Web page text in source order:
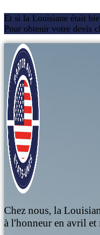
Et si la Louisiane était
Pour obtenir votre devis
Chez nous, la
à l'honneur en avril et